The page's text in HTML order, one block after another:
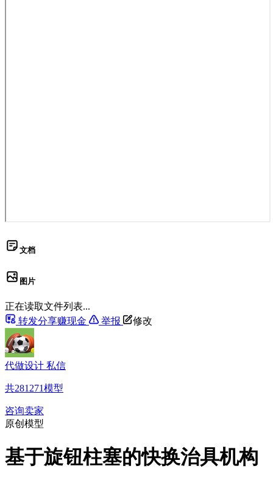
文档
图片
正在读取文件列表...
转发分享赚现金
举报 修改
代做设计 私信
共281271模型
咨询卖家
原创模型
基于旋钮柱塞的快换治具机构